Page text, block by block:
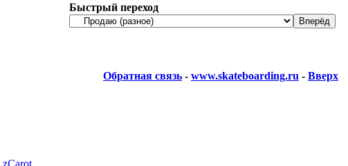
Быстрый переход
Обратная связь - www.skateboarding.ru - Вверх
zCarot